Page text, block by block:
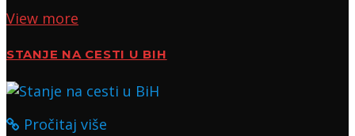
View more
STANJE NA CESTI U BIH
Pročitaj više